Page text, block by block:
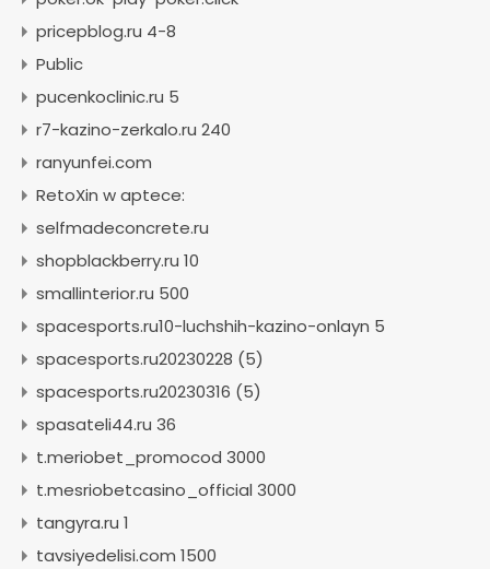
pricepblog.ru 4-8
Public
pucenkoclinic.ru 5
r7-kazino-zerkalo.ru 240
ranyunfei.com
RetoXin w aptece:
selfmadeconcrete.ru
shopblackberry.ru 10
smallinterior.ru 500
spacesports.ru10-luchshih-kazino-onlayn 5
spacesports.ru20230228 (5)
spacesports.ru20230316 (5)
spasateli44.ru 36
t.meriobet_promocod 3000
t.mesriobetcasino_official 3000
tangyra.ru 1
tavsiyedelisi.com 1500